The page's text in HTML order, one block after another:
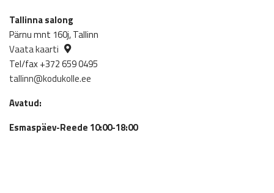
Tallinna salong
Pärnu mnt 160j, Tallinn
Vaata kaarti
Tel/fax +372 659 0495
tallinn@kodukolle.ee
Avatud:
Esmaspäev-Reede 10:00-18:00